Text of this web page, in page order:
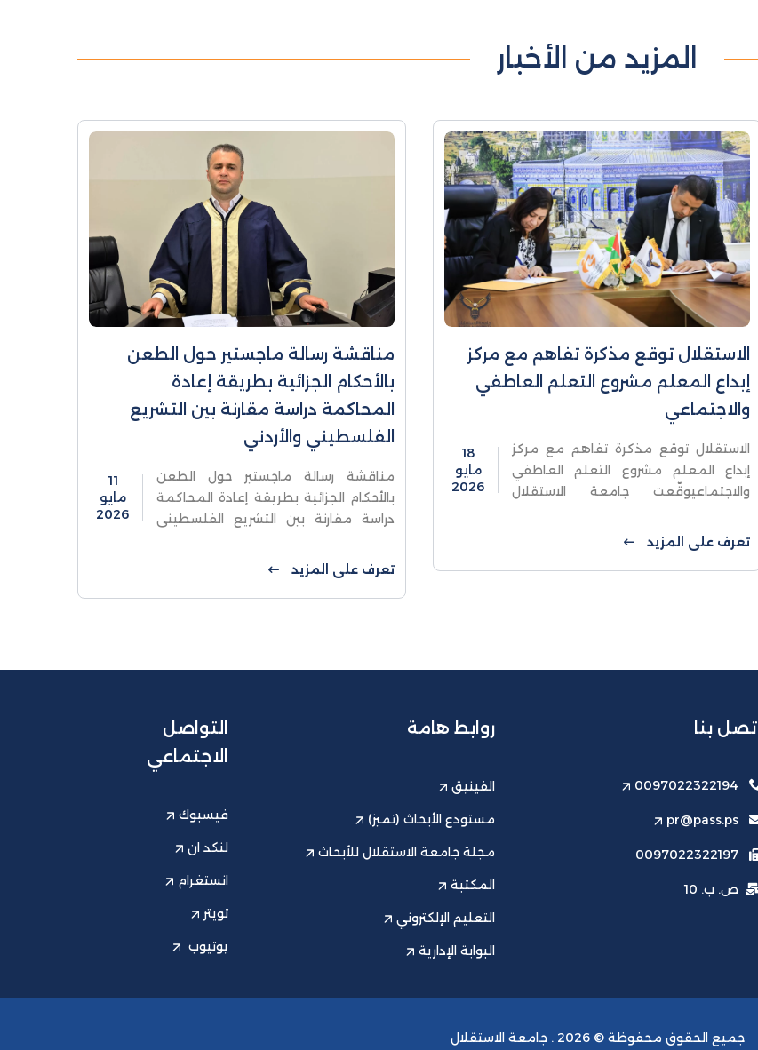
المزيد من الأخبار
الاستقلال توقع مذكرة تفاهم مع مركز
إبداع المعلم مشروع التعلم العاطفي
والاجتماعي
الاستقلال توقع مذكرة تفاهم مع مركز
إبداع المعلم مشروع التعلم العاطفي
والاجتماعيوقّعت جامعة الاستقلال
مذكرة تفاهم مع مركز إبداع المعلّم "
مشروع التعلم العاطفي ...
18
مايو
2026
تعرف على المزيد
مناقشة رسالة ماجستير حول الطعن
بالأحكام الجزائية بطريقة إعادة
المحاكمة دراسة مقارنة بين التشريع
الفلسطيني والأردني
مناقشة رسالة ماجستير حول الطعن
بالأحكام الجزائية بطريقة إعادة المحاكمة
دراسة مقارنة بين التشريع الفلسطيني
العلمي في جامعة الاستقلال يوم الإثنين
رسالة ماجستير للطالب محمود ...
11
مايو
2026
تعرف على المزيد
اتصل بنا
0097022322194
pr@pass.ps
0097022322197
ص. ب. 10
روابط هامة
الفينيق
مستودع الأبحاث (تميز)
مجلة جامعة الاستقلال للأبحاث
المكتبة
التعليم الإلكتروني
البوابة الإدارية
التواصل
الاجتماعي
فيسبوك
لنكد ان
انستغرام
تويتر
يوتيوب
جميع الحقوق محفوظة © 2026 . جامعة الاستقلال